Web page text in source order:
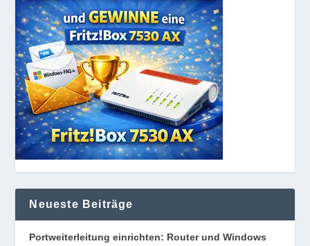
Neueste Beiträge
Portweiterleitung einrichten: Router und Windows